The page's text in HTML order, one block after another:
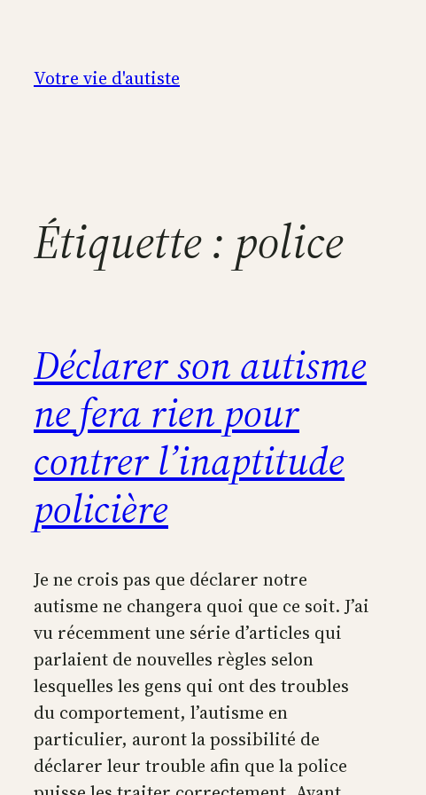
contenu
Votre vie d'autiste
Étiquette : police
Déclarer son autisme
ne fera rien pour
contrer l’inaptitude
policière
Je ne crois pas que déclarer notre
autisme ne changera quoi que ce soit. J’ai
vu récemment une série d’articles qui
parlaient de nouvelles règles selon
lesquelles les gens qui ont des troubles
du comportement, l’autisme en
particulier, auront la possibilité de
déclarer leur trouble afin que la police